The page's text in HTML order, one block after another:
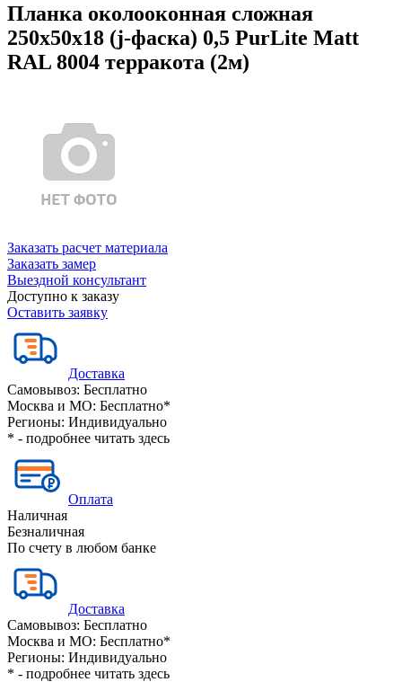
Планка околооконная сложная
250х50х18 (j-фаска) 0,5 PurLite Matt
RAL 8004 терракота (2м)
Заказать расчет материала
Заказать замер
Выездной консультант
Доступно к заказу
Оставить заявку
Доставка
Самовывоз: Бесплатно
Москва и МО: Бесплатно*
Регионы: Индивидуально
* - подробнее читать здесь
Оплата
Наличная
Безналичная
По счету в любом банке
Доставка
Самовывоз: Бесплатно
Москва и МО: Бесплатно*
Регионы: Индивидуально
* - подробнее читать здесь